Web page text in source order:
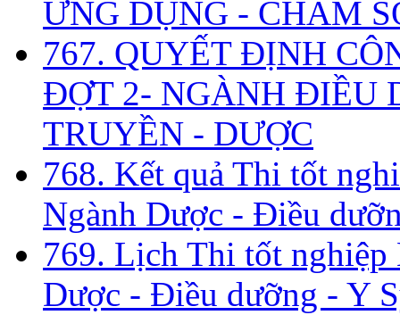
ỨNG DỤNG - CHĂM
767. QUYẾT ĐỊNH
ĐỢT 2- NGÀNH ĐIỀU
TRUYỀN - DƯỢC
768. Kết quả Thi tốt
Ngành Dược - Điều
769. Lịch Thi tốt
Dược - Điều dưỡng - Y